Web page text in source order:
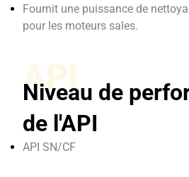
Fournit une puissance de
pour les moteurs sales.
API
Niveau de
de l'API
API SN/CF